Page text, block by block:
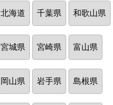
北海道 千葉県 和歌山県
宮城県 宮崎県 富山県
岡山県 岩手県 島根県